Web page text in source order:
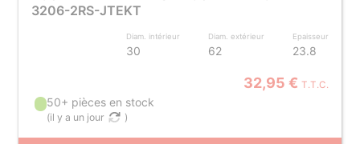
3206-2RS-JTEKT
Diam. intérieur
30
Diam. extérieur
62
Epaisseur
23.8
32,95 € T.T.C.
50+ pièces en stock
(il y a un jour )